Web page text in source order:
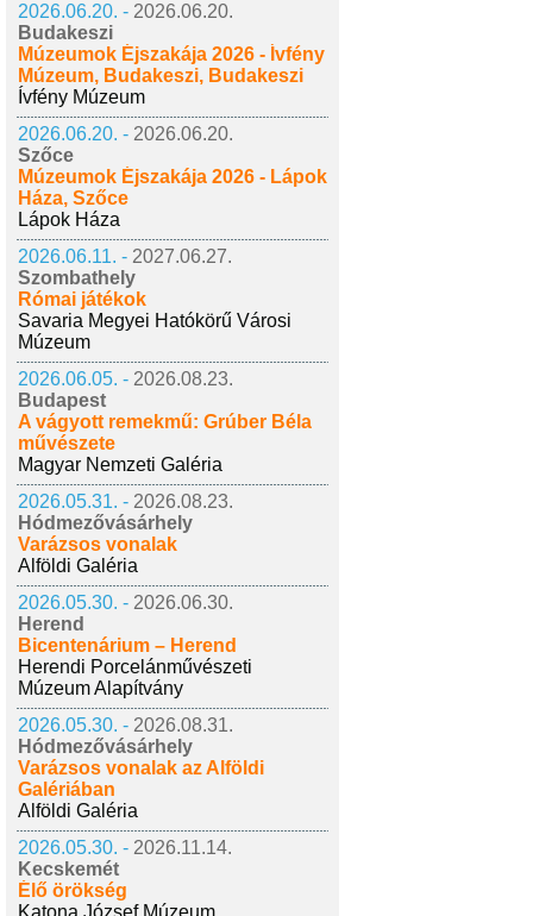
2026.06.20. - 2026.06.20.
Budakeszi
Múzeumok Éjszakája 2026 - Ívfény
Múzeum, Budakeszi, Budakeszi
Ívfény Múzeum
2026.06.20. - 2026.06.20.
Szőce
Múzeumok Éjszakája 2026 - Lápok
Háza, Szőce
Lápok Háza
2026.06.11. - 2027.06.27.
Szombathely
Római játékok
Savaria Megyei Hatókörű Városi
Múzeum
2026.06.05. - 2026.08.23.
Budapest
A vágyott remekmű: Grúber Béla
művészete
Magyar Nemzeti Galéria
2026.05.31. - 2026.08.23.
Hódmezővásárhely
Varázsos vonalak
Alföldi Galéria
2026.05.30. - 2026.06.30.
Herend
Bicentenárium – Herend
Herendi Porcelánművészeti
Múzeum Alapítvány
2026.05.30. - 2026.08.31.
Hódmezővásárhely
Varázsos vonalak az Alföldi
Galériában
Alföldi Galéria
2026.05.30. - 2026.11.14.
Kecskemét
Élő örökség
Katona József Múzeum